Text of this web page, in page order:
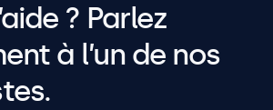
? Parlez
à l’un de nos